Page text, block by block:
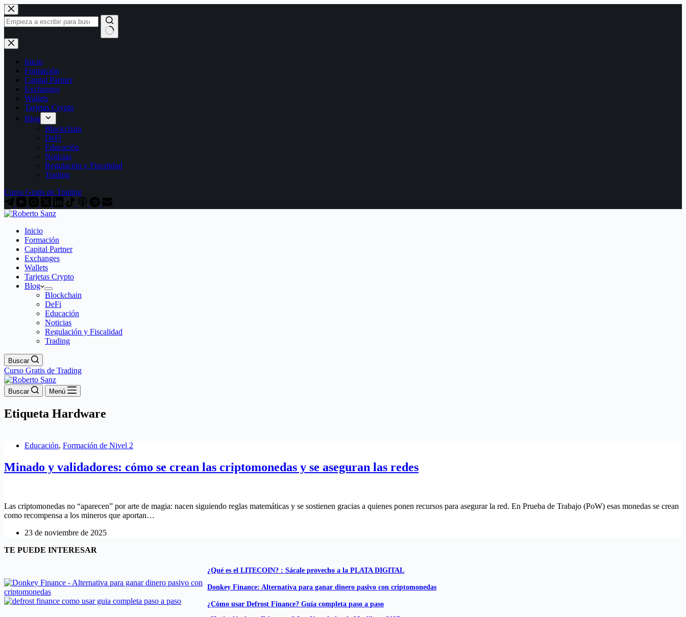
Saltar
al
contenido
Sin
resultados
Inicio
Formación
Capital Partner
Exchanges
Wallets
Tarjetas Crypto
Blog
Blockchain
DeFi
Educación
Noticias
Regulación y Fiscalidad
Trading
Curso Gratis de Trading
Inicio
Formación
Capital Partner
Exchanges
Wallets
Tarjetas Crypto
Blog
Blockchain
DeFi
Educación
Noticias
Regulación y Fiscalidad
Trading
Buscar
Curso Gratis de Trading
Buscar Menú
Etiqueta Hardware
Educación, Formación de Nivel 2
Minado y validadores: cómo se crean las criptomonedas y se aseguran las redes
Las criptomonedas no “aparecen” por arte de magia: nacen siguiendo reglas matemáticas y se sostienen gracias a quienes ponen recursos para asegurar la red. En Prueba de Trabajo (PoW) esas monedas se crean
como recompensa a los mineros que aportan…
23 de noviembre de 2025
TE PUEDE INTERESAR
¿Qué es el LITECOIN? : Sácale provecho a la PLATA DIGITAL
Donkey Finance: Alternativa para ganar dinero pasivo con criptomonedas
¿Cómo usar Defrost Finance? Guía completa paso a paso